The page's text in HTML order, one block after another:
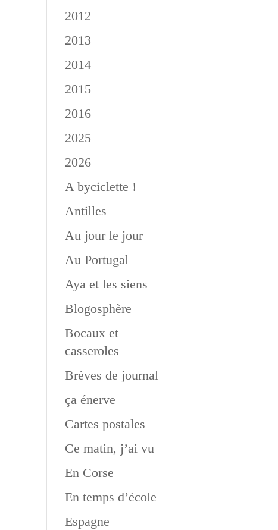
2012
2013
2014
2015
2016
2025
2026
A byciclette !
Antilles
Au jour le jour
Au Portugal
Aya et les siens
Blogosphère
Bocaux et
casseroles
Brèves de journal
ça énerve
Cartes postales
Ce matin, j’ai vu
En Corse
En temps d’école
Espagne